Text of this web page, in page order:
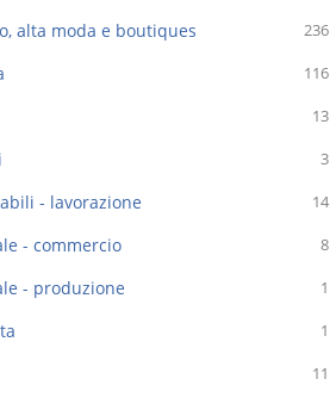
236
alta moda e boutiques
116
13
3
14
- lavorazione
8
- commercio
1
- produzione
1
11